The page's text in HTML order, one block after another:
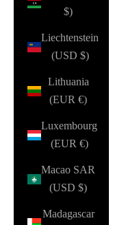
$)
Liechtenstein
(USD $)
Lithuania
(EUR €)
Luxembourg
(EUR €)
Macao SAR
(USD $)
Madagascar